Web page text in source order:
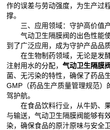
作的误差与劳动强度，为生产过
撑。
三、应用领域：守护高价值
气动卫生隔膜阀的出色性能使
到了广泛应用，成为守护产品品
在生物制药领域，无论是发酵
注射用水的分配，气动卫生隔膜
菌、无污染的特性，确保了药品
GMP（药品生产质量管理规范
驾护航。
在食品饮料行业，从牛奶、果
与输送，气动卫生隔膜阀能够有
染，确保食品的原汁原味与安全